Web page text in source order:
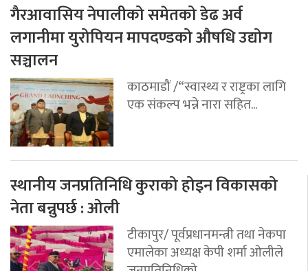
गैरआवासिय नेपालीको समेतको डेढ अर्व
लगानीमा युरोपियन मापदण्डको औषधि उद्योग
सञ्चालन
काठमाडौं /“स्वास्थ्य र राष्ट्रका लागि
एक संकल्प भन्ने नारा सहित...
स्थानीय जनप्रतिनिधि कुराको होइन विकासको
नेता बन्नुपर्छ : ओली
टीकापुर/ पूर्वप्रधानमन्त्री तथा नेकपा
एमालेका अध्यक्ष केपी शर्मा ओलीले